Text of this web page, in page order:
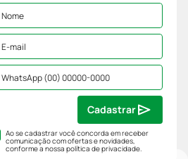
Ao se cadastrar você concorda em receber
comunicação com ofertas e novidades,
conforme a nossapolítica de privacidade.
Cadastrar